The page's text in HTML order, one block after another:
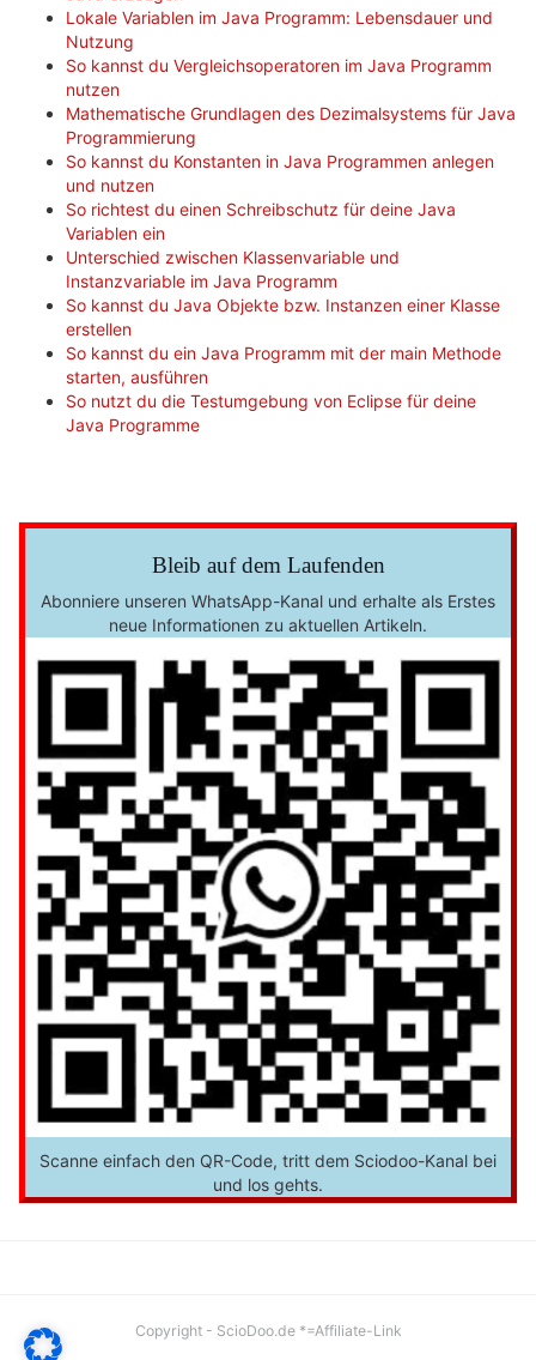
Lokale Variablen im Java Programm: Lebensdauer und
Nutzung
So kannst du Vergleichsoperatoren im Java Programm
nutzen
Mathematische Grundlagen des Dezimalsystems für Java
Programmierung
So kannst du Konstanten in Java Programmen anlegen
und nutzen
So richtest du einen Schreibschutz für deine Java
Variablen ein
Unterschied zwischen Klassenvariable und
Instanzvariable im Java Programm
So kannst du Java Objekte bzw. Instanzen einer Klasse
erstellen
So kannst du ein Java Programm mit der main Methode
starten, ausführen
So nutzt du die Testumgebung von Eclipse für deine
Java Programme
Bleib auf dem Laufenden
Abonniere unseren WhatsApp-Kanal und erhalte als Erstes
neue Informationen zu aktuellen Artikeln.
Scanne einfach den QR-Code, tritt dem Sciodoo-Kanal bei
und los gehts.
Copyright - ScioDoo.de *=Affiliate-Link